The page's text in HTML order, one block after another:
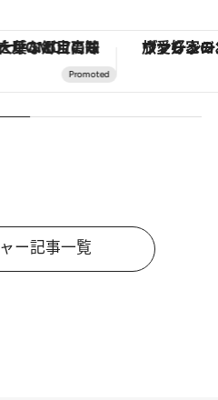
場！生姜、山椒、大葉など目にも舌にも涼を呼ぶ郷土の味 ヴァシュロン・コンスタンタ
ー記事一覧